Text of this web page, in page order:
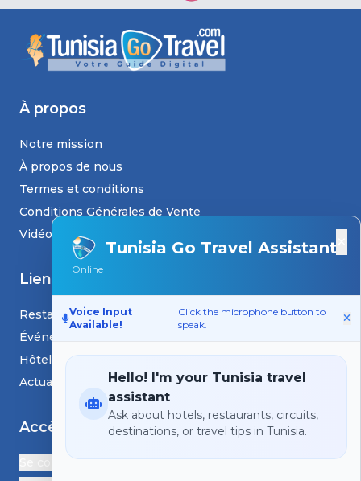
Tunisia Go Travel Assistant
Online
Voice Input
Available!
Click the microphone button to
speak.
Hello! I'm your Tunisia travel
assistant
Ask about hotels, restaurants, circuits,
destinations, or travel tips in Tunisia.
À propos
Notre mission
À propos de nous
Termes et conditions
Conditions Générales de Vente
Vidéos
Liens
Restaurants
Événements
Hôtels
Actualités et blogs
Accès
Se connecter